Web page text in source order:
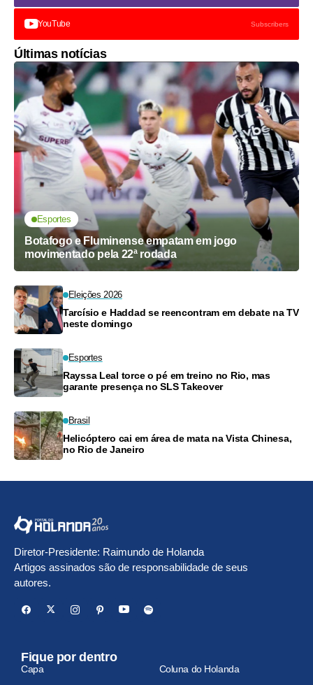
YouTube Subscribers
Últimas notícias
Esportes
Botafogo e Fluminense empatam em jogo
movimentado pela 22ª rodada
Eleições 2026
Tarcísio e Haddad se reencontram em debate na TV
neste domingo
Esportes
Rayssa Leal torce o pé em treino no Rio, mas
garante presença no SLS Takeover
Brasil
Helicóptero cai em área de mata na Vista Chinesa,
no Rio de Janeiro
Diretor-Presidente: Raimundo de Holanda
Artigos assinados são de responsabilidade de seus
autores.
Fique por dentro
Capa
Coluna do Holanda